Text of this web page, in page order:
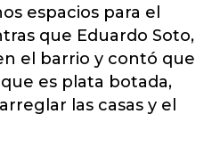
espacios para el
que Eduardo Soto,
el barrio y contó que
es plata botada,
las casas y el